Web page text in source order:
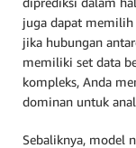
juga dapat memilih
jika hubungan
memiliki set data
kompleks, Anda
dominan untuk
Sebaliknya, model